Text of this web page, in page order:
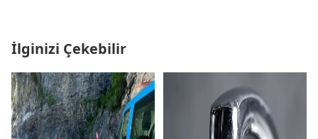
İlginizi Çekebilir